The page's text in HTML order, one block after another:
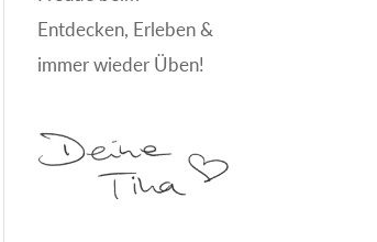
Entdecken, Erleben &
immer wieder Üben!